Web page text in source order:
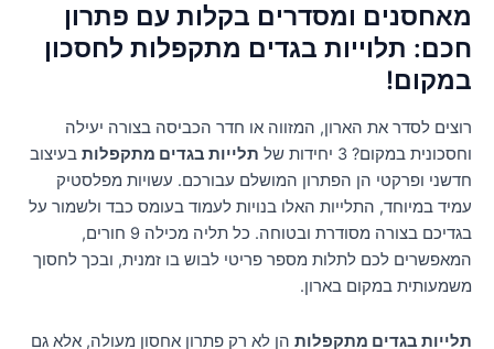
מאחסנים ומסדרים בקלות עם פתרון
חכם: תלוייות בגדים מתקפלות לחסכון
במקום!
רוצים לסדר את הארון, המזווה או חדר הכביסה בצורה יעילה
וחסכונית במקום? 3 יחידות של
תלייות בגדים מתקפלות בעיצוב
חדשני ופרקטי הן הפתרון המושלם עבורכם. עשויות מפלסטיק
עמיד במיוחד, התלייות האלו בנויות לעמוד בעומס כבד ולשמור על
בגדיכם בצורה מסודרת ובטוחה. כל תליה מכילה 9 חורים,
המאפשרים לכם לתלות מספר פריטי לבוש בו זמנית, ובכך לחסוך
משמעותית במקום בארון.
תלייות בגדים מתקפלות הן לא רק פתרון אחסון מעולה, אלא גם